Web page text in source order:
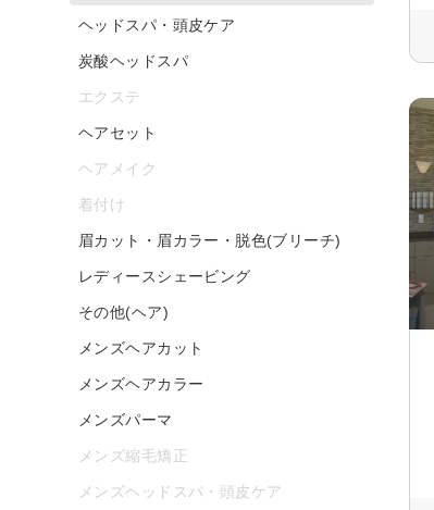
ヘッドスパ・頭皮ケア
炭酸ヘッドスパ
エクステ
ヘアセット
ヘアメイク
着付け
眉カット・眉カラー・脱色(ブリーチ)
レディースシェービング
その他(ヘア)
メンズヘアカット
メンズヘアカラー
メンズパーマ
メンズ縮毛矯正
メンズヘッドスパ・頭皮ケア